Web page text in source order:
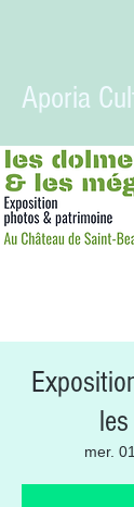
Aporia
mer.